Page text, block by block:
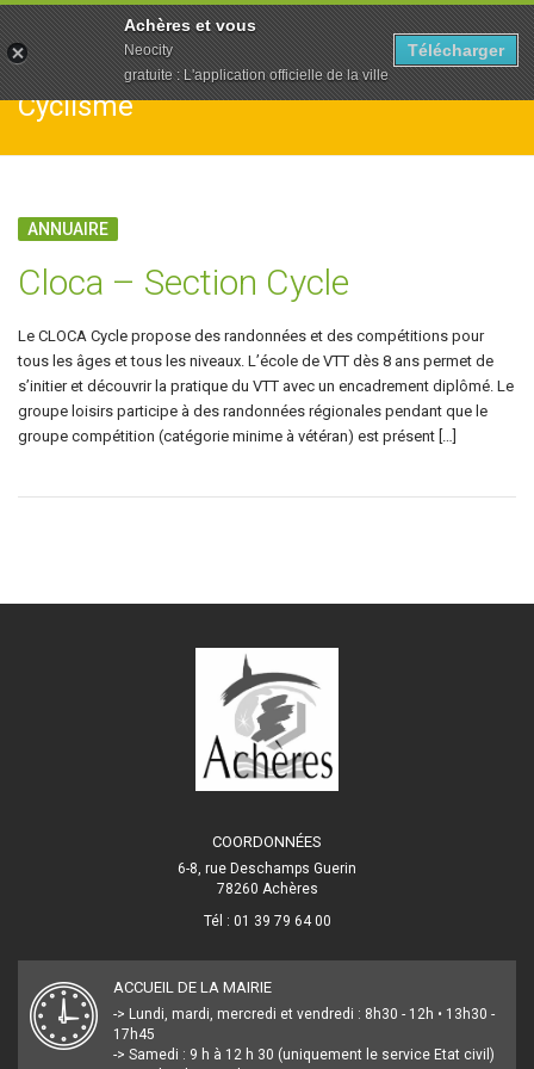
Cyclisme
ANNUAIRE
Cloca – Section Cycle
Le CLOCA Cycle propose des randonnées et des compétitions pour
tous les âges et tous les niveaux. L’école de VTT dès 8 ans permet de
s’initier et découvrir la pratique du VTT avec un encadrement diplômé. Le
groupe loisirs participe à des randonnées régionales pendant que le
groupe compétition (catégorie minime à vétéran) est présent […]
COORDONNÉES
6-8, rue Deschamps Guerin
78260 Achères
Tél : 01 39 79 64 00
ACCUEIL DE LA MAIRIE
-> Lundi, mardi, mercredi et vendredi : 8h30 - 12h • 13h30 -
17h45
-> Samedi : 9 h à 12 h 30 (uniquement le service Etat civil)
Achères et vous
Neocity
gratuite : L'application officielle de la ville
Télécharger